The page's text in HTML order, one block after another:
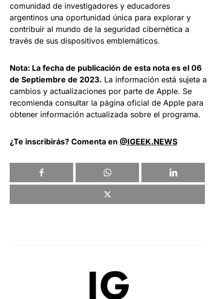
comunidad de investigadores y educadores
argentinos una oportunidad única para explorar y
contribuir al mundo de la seguridad cibernética a
través de sus dispositivos emblemáticos.
Nota: La fecha de publicación de esta nota es el 06
de Septiembre de 2023. La información está sujeta a
cambios y actualizaciones por parte de Apple. Se
recomienda consultar la página oficial de Apple para
obtener información actualizada sobre el programa.
¿Te inscribirás? Comenta en @IGEEK.NEWS